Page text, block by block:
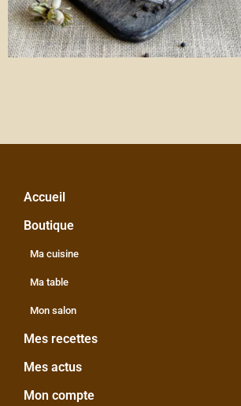
Accueil
Boutique
Ma cuisine
Ma table
Mon salon
Mes recettes
Mes actus
Mon compte